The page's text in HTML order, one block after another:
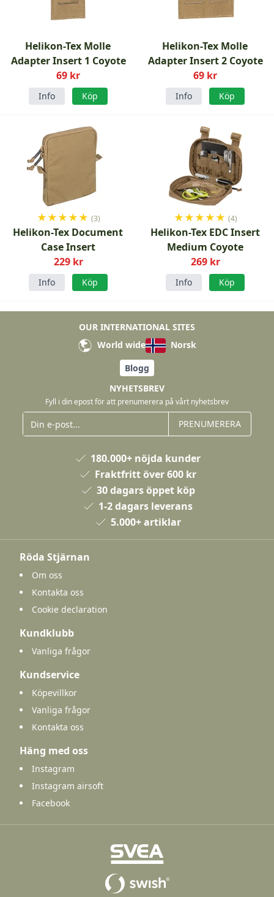
Helikon-Tex Molle
Adapter Insert 1 Coyote
69 kr
Info Köp
Helikon-Tex Molle
Adapter Insert 2 Coyote
69 kr
Info Köp
★★★★★ (3)
Helikon-Tex Document
Case Insert
229 kr
Info Köp
★★★★★ (4)
Helikon-Tex EDC Insert
Medium Coyote
269 kr
Info Köp
OUR INTERNATIONAL SITES
World wide
Norsk
Blogg
NYHETSBREV
Fyll i din epost för att prenumerera på vårt nyhetsbrev
PRENUMERERA
180.000+ nöjda kunder
Fraktfritt över 600 kr
30 dagars öppet köp
1-2 dagars leverans
5.000+ artiklar
Röda Stjärnan
Om oss
Kontakta oss
Cookie declaration
Kundklubb
Vanliga frågor
Kundservice
Köpevillkor
Vanliga frågor
Kontakta oss
Häng med oss
Instagram
Instagram airsoft
Facebook